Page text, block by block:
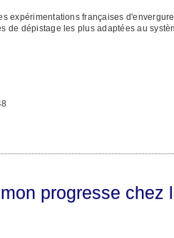
expérimentations françaises
de dépistage les plus adaptées au
progresse chez